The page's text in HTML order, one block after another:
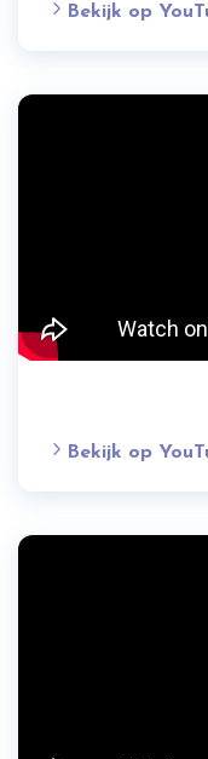
Bekijk op
Bekijk op